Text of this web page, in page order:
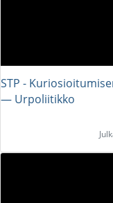
STP -
― Urpoliitikko